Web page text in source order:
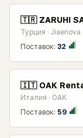
🇹🇷 ZARUHI
Турция · Jiaenova
Поставок: 32
🇮🇹 OAK
Италия · OAK
Поставок: 59